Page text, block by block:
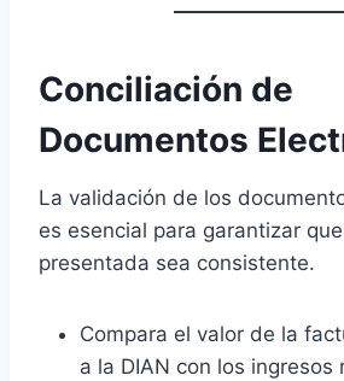
Conciliación de
Documentos
La validación de los
es esencial para garantizar
presentada sea consistente.
Compara el valor de la
a la DIAN con los ingresos